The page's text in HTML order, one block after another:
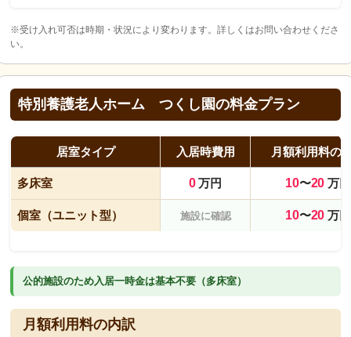
※受け入れ可否は時期・状況により変わります。詳しくはお問い合わせくださ
い。
特別養護老人ホーム つくし園の料金プラン
居室タイプ 入居時費用 月額利用料の
多床室 0万円 10〜20万円
個室（ユニット型） 施設に確認 10〜20万円
公的施設のため入居一時金は基本不要（多床室）
月額利用料の内訳